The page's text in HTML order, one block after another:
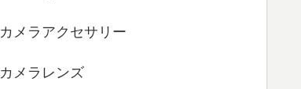
カメラアクセサリー
カメラレンズ